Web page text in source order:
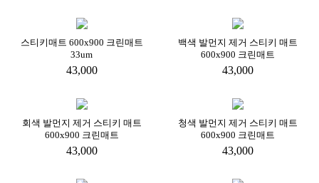
스티키매트 600x900 크린매트
33um
43,000
백색 발먼지 제거 스티키 매트
600x900 크린매트
43,000
회색 발먼지 제거 스티키 매트
600x900 크린매트
43,000
청색 발먼지 제거 스티키 매트
600x900 크린매트
43,000